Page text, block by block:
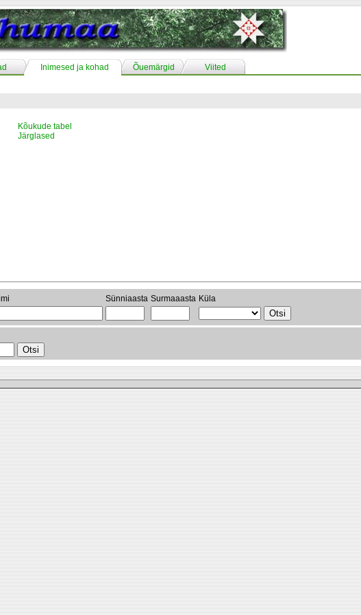
Inimesed ja kohad Õuemärgid Viited
Kõukude tabel
Järglased
Sünniaasta Surmaaasta Küla